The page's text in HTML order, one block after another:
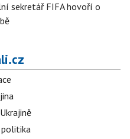
sekretář FIFA hovoří o